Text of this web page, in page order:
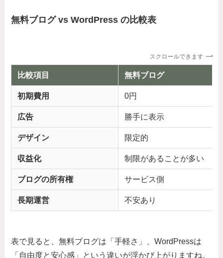
無料ブログ vs WordPress の比較表
スクロールできます
比較項目 無料ブログ
初期費用 0円
広告 勝手に表示
デザイン 限定的
収益化 制限があることが多い
ブログの所有権 サービス側
長期運営 不安あり
表で見ると、無料ブログは「手軽さ」、WordPressは
「自由度と安心感」という違いが浮かび上がりますね。